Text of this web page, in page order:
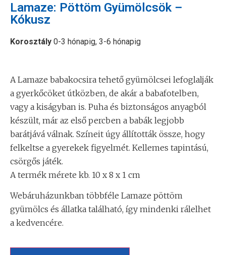
Lamaze: Pöttöm Gyümölcsök –
Kókusz
Korosztály 0-3 hónapig, 3-6 hónapig
A Lamaze babakocsira tehető gyümölcsei lefoglalják
a gyerkőcöket útközben, de akár a babafotelben,
vagy a kiságyban is. Puha és biztonságos anyagból
készült, már az első percben a babák legjobb
barátjává válnak. Színeit úgy állították össze, hogy
felkeltse a gyerekek figyelmét. Kellemes tapintású,
csörgős játék.
A termék mérete kb. 10 x 8 x 1 cm
Webáruházunkban többféle Lamaze pöttöm
gyümölcs és állatka található, így mindenki rálelhet
a kedvencére.